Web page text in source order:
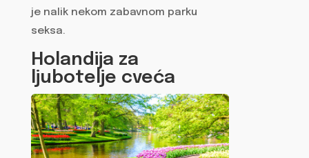
je nalik nekom zabavnom parku
seksa.
Holandija za
ljubotelje cveća